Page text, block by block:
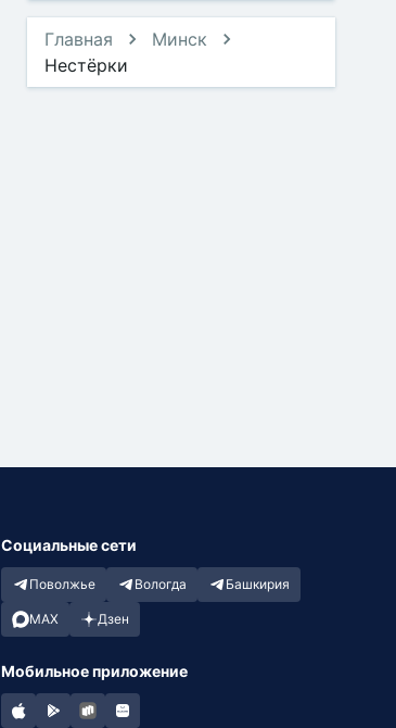
Главная
Минск
Нестёрки
Социальные сети
Поволжье Вологда Башкирия
MAX Дзен
Мобильное приложение